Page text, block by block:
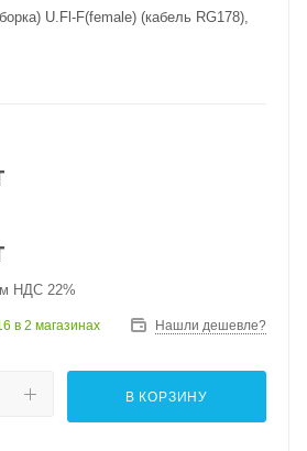
U.Fl-F(female) (кабель RG178),
НДС 22%
в 2 магазинах Нашли дешевле?
В КОРЗИНУ